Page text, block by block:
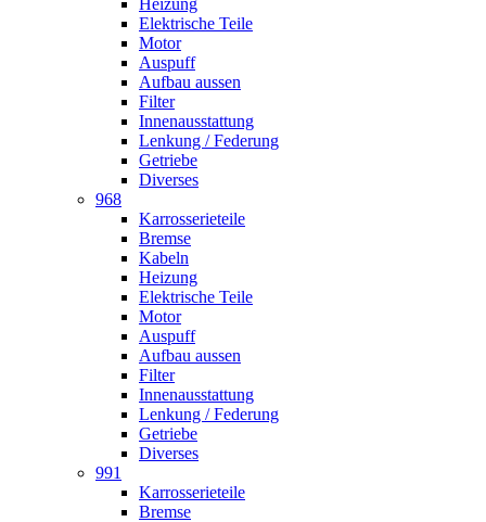
Heizung
Elektrische Teile
Motor
Auspuff
Aufbau aussen
Filter
Innenausstattung
Lenkung / Federung
Getriebe
Diverses
968
Karrosserieteile
Bremse
Kabeln
Heizung
Elektrische Teile
Motor
Auspuff
Aufbau aussen
Filter
Innenausstattung
Lenkung / Federung
Getriebe
Diverses
991
Karrosserieteile
Bremse